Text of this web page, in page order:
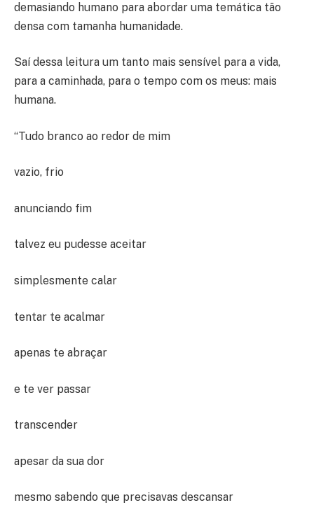
demasiando humano para abordar uma temática tão
densa com tamanha humanidade.
Saí dessa leitura um tanto mais sensível para a vida,
para a caminhada, para o tempo com os meus: mais
humana.
“Tudo branco ao redor de mim
vazio, frio
anunciando fim
talvez eu pudesse aceitar
simplesmente calar
tentar te acalmar
apenas te abraçar
e te ver passar
transcender
apesar da sua dor
mesmo sabendo que precisavas descansar